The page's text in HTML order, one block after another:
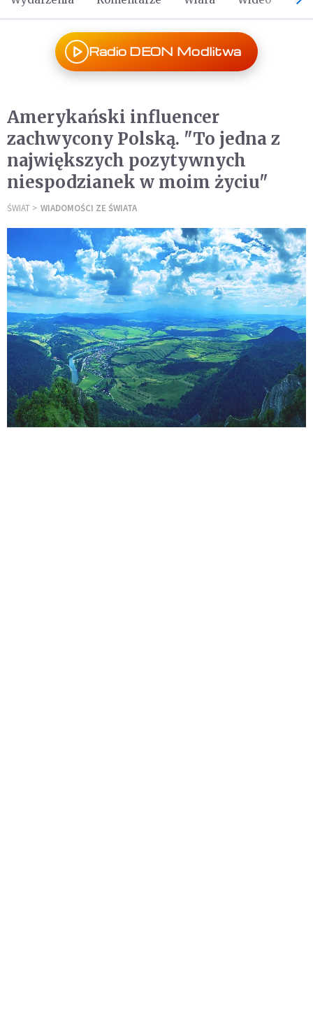
Radio DEON Modlitwa
Amerykański influencer
zachwycony Polską. "To jedna z
największych pozytywnych
niespodzianek w moim życiu"
ŚWIAT WIADOMOŚCI ZE ŚWIATA